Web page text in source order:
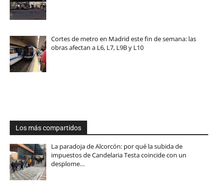
Cortes de metro en Madrid este fin de semana: las
obras afectan a L6, L7, L9B y L10
Los más compartidos
La paradoja de Alcorcón: por qué la subida de
impuestos de Candelaria Testa coincide con un
desplome…